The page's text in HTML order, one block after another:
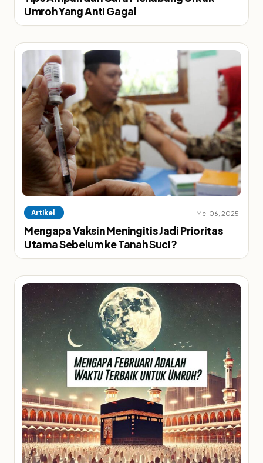
Umroh Yang Anti Gagal
Artikel Mei 06, 2025
Mengapa Vaksin Meningitis Jadi Prioritas
Utama Sebelum ke Tanah Suci?